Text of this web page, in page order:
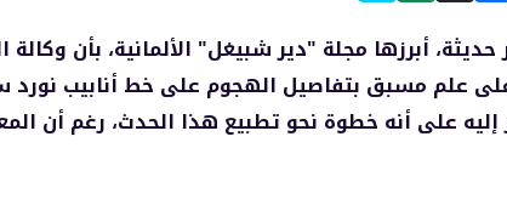
حديثة، أبرزها مجلة "دير شبيغل" الألمانية، بأن وكالة
إليه على أنه خطوة نحو تطبيع هذا الحدث، رغم أن